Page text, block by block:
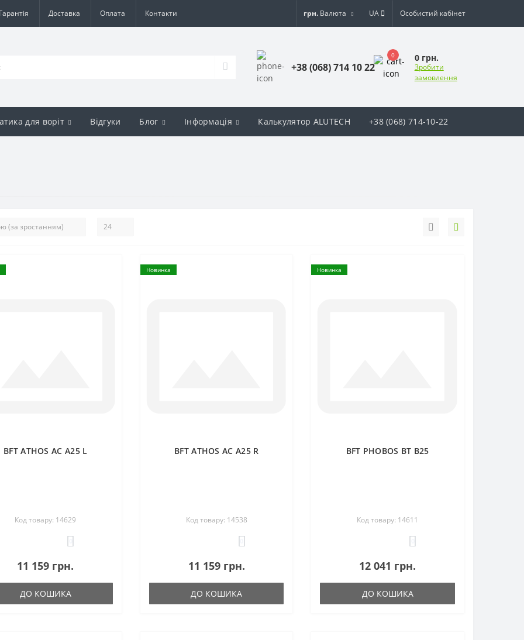
Доставка Оплата Контакти грн. Валюта UA Особистий кабінет
+38 (068) 714 10 22
0 0 грн.
Зробити
замовлення
для воріт Відгуки Блог Інформація Калькулятор ALUTECH +38 (068) 714-10-22
BFT ATHOS AC A25 L
Код товару: 14629
11 159 грн.
ДО КОШИКА
Новинка
BFT ATHOS AC A25 R
Код товару: 14538
11 159 грн.
ДО КОШИКА
Новинка
BFT PHOBOS BT B25
Код товару: 14611
12 041 грн.
ДО КОШИКА